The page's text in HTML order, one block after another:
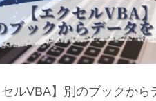
セルVBA】別のブックから